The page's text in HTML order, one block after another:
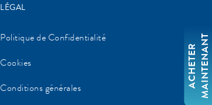
A
C
H
E
T
E
R
M
A
I
N
T
E
N
A
NT
LÉGAL
Politique de Confidentialité
Cookies
Conditions générales